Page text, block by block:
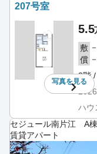
207号室
写真を見る
5.5
敷 －
償 －
2階
ハウ
セジュール南片江 A棟
賃貸アパート